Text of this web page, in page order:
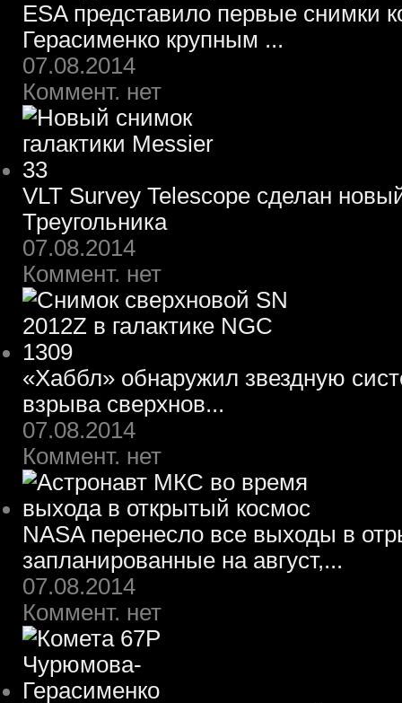
ESA представило первые снимки
Герасименко крупным ...
07.08.2014
Коммент. нет
VLT Survey Telescope сделан
Треугольника
07.08.2014
Коммент. нет
«Хаббл» обнаружил звездную
взрыва сверхнов...
07.08.2014
Коммент. нет
NASA перенесло все выходы в
запланированные на август,...
07.08.2014
Коммент. нет